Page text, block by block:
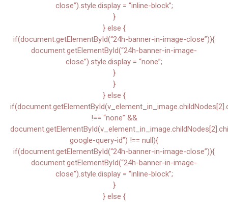
close”).style.display = “inline-block”;
}
} else {
if(document.getElementById(“24h-banner-in-image-close”)){
document.getElementById(“24h-banner-in-image-
close”).style.display = “none”;
}
}
} else {
!== “none” &&
google-query-id”) !== null){
if(document.getElementById(“24h-banner-in-image-close”)){
document.getElementById(“24h-banner-in-image-
close”).style.display = “inline-block”;
}
} else {